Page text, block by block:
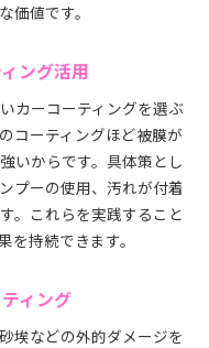
価値です。
ング活用
カーコーティングを選ぶ
コーティングほど被膜が
いからです。具体策とし
プーの使用、汚れが付着
。これらを実践すること
を持続できます。
ィング
埃などの外的ダメージを